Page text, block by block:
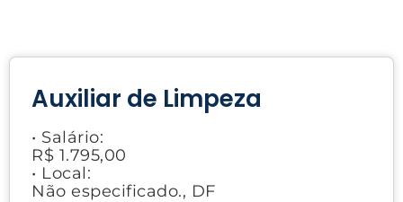
Auxiliar de Limpeza
• Salário:
R$ 1.795,00
• Local:
Não especificado., DF